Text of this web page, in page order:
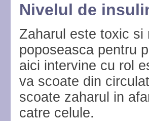
Nivelul de
Zaharul este toxic si
poposeasca pentru
aici intervine cu rol
va scoate din
scoate zaharul in
catre celule.